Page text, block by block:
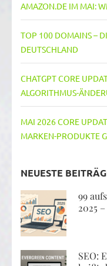
AMAZON.DE IM MAI:
TOP 100 DOMAINS –
DEUTSCHLAND
CHATGPT CORE
ALGORITHMUS-
MAI 2026 CORE
MARKEN-PRODUKTE
NEUESTE
99
2025
SEO: